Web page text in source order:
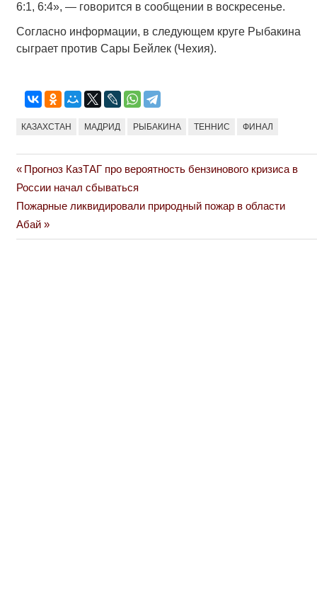
6:1, 6:4», — говорится в сообщении в воскресенье.
Согласно информации, в следующем круге Рыбакина
сыграет против Сары Бейлек (Чехия).
КАЗАХСТАН МАДРИД РЫБАКИНА ТЕННИС ФИНАЛ
Навигация
по
записям
Previous
Post:
Прогноз КазТАГ про вероятность бензинового кризиса в
России начал сбываться
Next
Post:
Пожарные ликвидировали природный пожар в области
Абай